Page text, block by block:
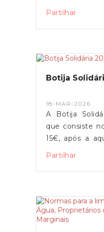
Partilhar
Botija
18-MAR-2026
A Botija
que consiste
15€, após a
garrafas de
unidades
verba esgotar.
Partilhar